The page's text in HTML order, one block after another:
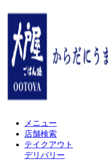
メニュー
店舗検索
テイクアウト
デリバリー